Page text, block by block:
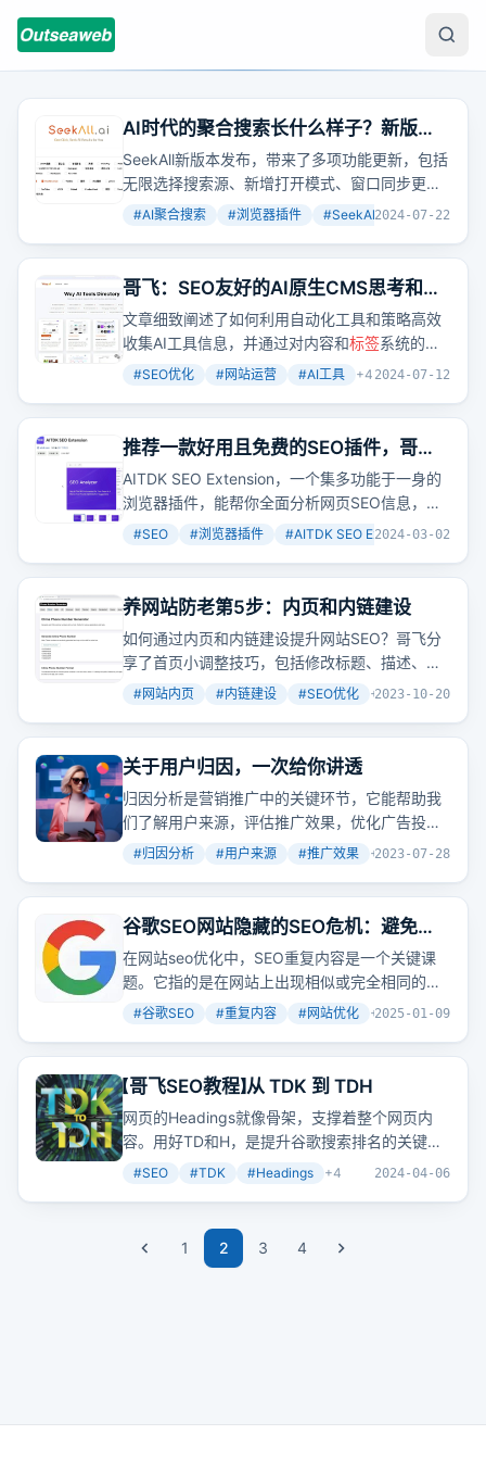
AI时代的聚合搜索长什么样子？新版发
布了
SeekAll新版本发布，带来了多项功能更新，包括
无限选择搜索源、新增打开模式、窗口同步更
新、标签页分组等，让AI聚合搜索体验更上一层
#AI聚合搜索 #浏览器插件 #SeekAll +2
2024-07-22
哥飞：SEO友好的AI原生CMS思考和实
践 Part 2
文章细致阐述了如何利用自动化工具和策略高效
收集AI工具信息，并通过对内容和标签系统的优
化提升网站在搜索引擎中的排名和变现能力。这
理变得更加智能化和高效呢？
#SEO优化 #网站运营 #AI工具 +4 2024-07-12
推荐一款好用且免费的SEO插件，哥飞
天天都在用
AITDK SEO Extension，一个集多功能于一身的
浏览器插件，能帮你全面分析网页SEO信息，从
标题、描述到图片标签
，再到流量概览，一应俱
SEO全貌，是不是很酷？
#SEO #浏览器插件 #AITDK SEO Extension +3
2024-03-02
养网站防老第5步：内页和内链建设
如何通过内页和内链建设提升网站SEO？哥飞分
享了首页小调整技巧，包括修改标题、描述、增
加导航栏和国家列表的title属性，以及内页的标
功能和基于关键词生成更多相关内容的技巧。
#网站内页 #内链建设 #SEO优化 +3
2023-10-20
关于用户归因，一次给你讲透
归因分析是营销推广中的关键环节，它能帮助我
们了解用户来源，评估推广效果，优化广告投放
策略。文章详细讲解了web端和App端的归因方
为表和广告费用表的设置，以及App端归因的挑
战和解决方案。
#归因分析 #用户来源 #推广效果 +3
2023-07-28
谷歌SEO网站隐藏的SEO危机：避免重
复内容带来的10大常见错误
在网站seo优化中，SEO重复内容是一个关键课
题。它指的是在网站上出现相似或完全相同的文
字、资讯、或内容，可能会影响到网站在搜索引
SEO重复内容，以及它对网站的影响，并提供一
些识别、处理和避免这个问题的方法，帮助提升
网站品质、流量和排名。
#谷歌SEO #重复内容 #网站优化 +2
2025-01-09
【哥飞SEO教程】从 TDK 到 TDH
网页的Headings就像骨架，支撑着整个网页内
容。用好TD和H，是提升谷歌搜索排名的关键。
你知道怎么写出优秀的Headings吗？
#SEO #TDK #Headings +4 2024-04-06
1 2 3 4